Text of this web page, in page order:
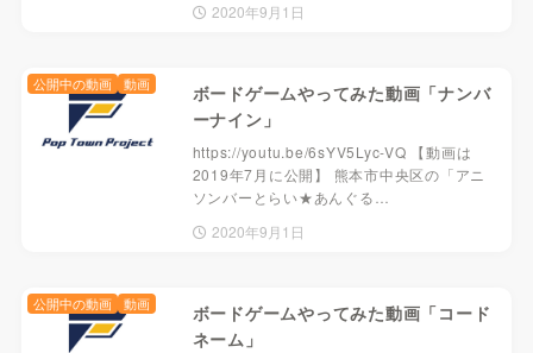
2020年9月1日
ボードゲームやってみた動画「ナンバ
ーナイン」
https://youtu.be/6sYV5Lyc-VQ 【動画は
2019年7月に公開】 熊本市中央区の「アニ
ソンバーとらい★あんぐる…
2020年9月1日
公開中の動画 動画
ボードゲームやってみた動画「コード
ネーム」
公開中の動画 動画